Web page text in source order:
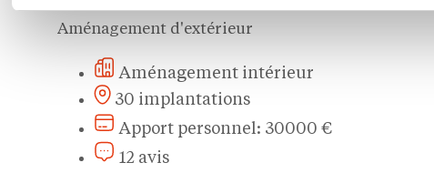
Aménagement d'extérieur
Aménagement intérieur
30 implantations
Apport personnel: 30000 €
12 avis